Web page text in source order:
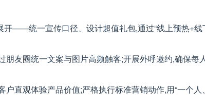
——统一宣传口径、设计超值礼包,通过“线上预热+线
友圈统一文案与图片高频触客;开展外呼邀约,确保每
直观体验产品价值;严格执行标准营销动作,用“一个